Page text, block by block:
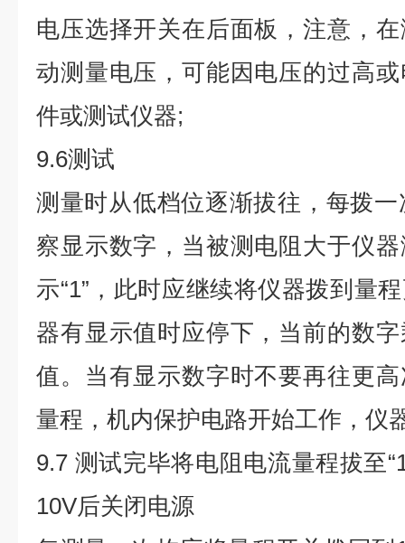
电压选择开关在后面板，注意，
动测量电压，可能因电压的过高
件或测试仪器;
9.6测试
测量时从低档位逐渐拔往，每拨
察显示数字，当被测电阻大于仪
示“1”，此时应继续将仪器拨到量
器有显示值时应停下，当前的数
值。当有显示数字时不要再往更
量程，机内保护电路开始工作，仪
9.7 测试完毕将电阻电流量程拔至
10V后关闭电源